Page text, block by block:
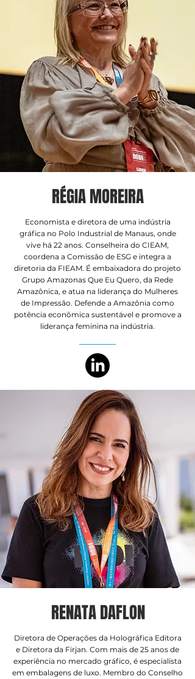
RÉGIA MOREIRA
Economista e diretora de uma indústria
gráfica no Polo Industrial de Manaus, onde
vive há 22 anos. Conselheira do CIEAM,
coordena a Comissão de ESG e integra a
diretoria da FIEAM. É embaixadora do projeto
Grupo Amazonas Que Eu Quero, da Rede
Amazônica, e atua na liderança do Mulheres
de Impressão. Defende a Amazônia como
potência econômica sustentável e promove a
liderança feminina na indústria.
RENATA DAFLON
Diretora de Operações da Holográfica Editora
e Diretora da Firjan. Com mais de 25 anos de
experiência no mercado gráfico, é especialista
em embalagens de luxo. Membro do Conselho